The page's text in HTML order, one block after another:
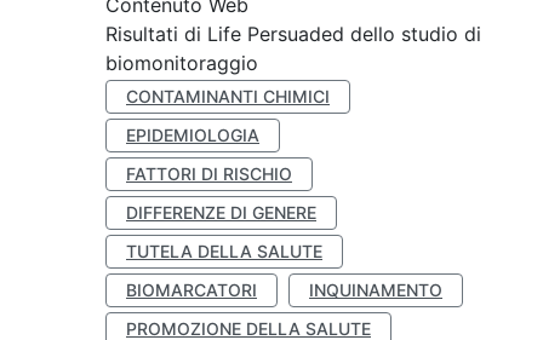
Contenuto Web
Risultati di Life Persuaded dello studio di
biomonitoraggio
CONTAMINANTI CHIMICI
EPIDEMIOLOGIA
FATTORI DI RISCHIO
DIFFERENZE DI GENERE
TUTELA DELLA SALUTE
BIOMARCATORI
INQUINAMENTO
PROMOZIONE DELLA SALUTE